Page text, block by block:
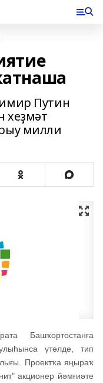
Путин
хеҙмәт
милли
Башҡортостанға
үтәлде, тип
Проектҡа яңыраҡ
акционер йәмғиәте